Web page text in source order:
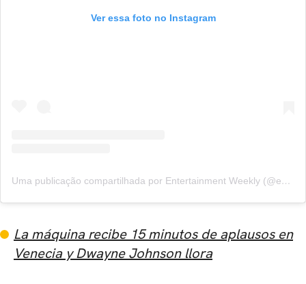
Ver essa foto no Instagram
Uma publicação compartilhada por Entertainment Weekly (@entertainmentweekly)
La máquina recibe 15 minutos de aplausos en
Venecia y Dwayne Johnson llora